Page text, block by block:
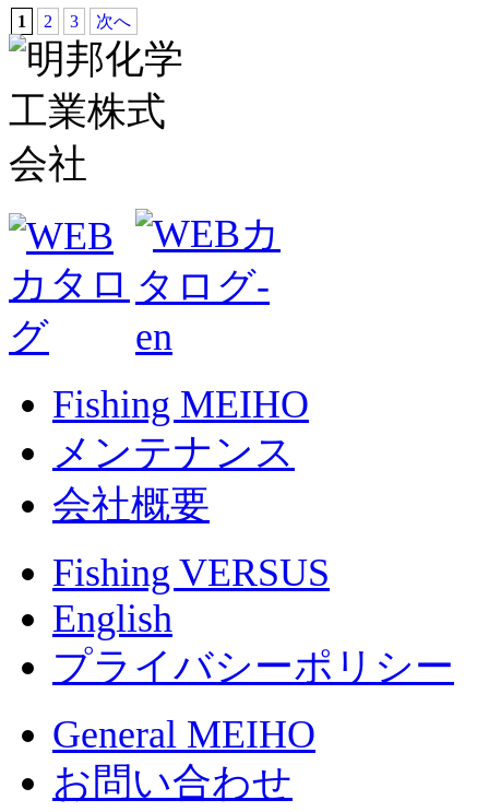
1 2 3 次へ
Fishing MEIHO
メンテナンス
会社概要
Fishing VERSUS
English
プライバシーポリシー
General MEIHO
お問い合わせ